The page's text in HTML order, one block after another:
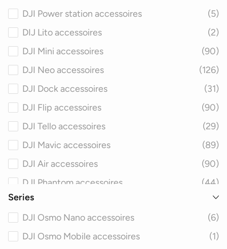
DJI Power station accessoires
(5)
DIJ Lito accessoires
(2)
DJI Mini accessoires
(90)
DJI Neo accessoires
(126)
DJI Dock accessoires
(31)
DJI Flip accessoires
(90)
DJI Tello accessoires
(29)
DJI Mavic accessoires
(89)
DJI Air accessoires
(90)
DJI Phantom accessoires
(44)
DJI Avata accessoires
(58)
DJI FPV accessoires
(59)
DJI Matrice accessoires
(44)
Series
DJI Osmo Nano accessoires
(6)
DJI Osmo Mobile accessoires
(1)